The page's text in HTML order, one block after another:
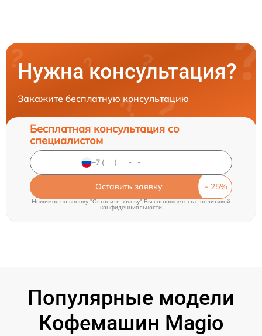
Нужна консультация?
Закажите бесплатную консультацию
Бесплатная консультация со
специалистом
Оставить заявку
Нажимая на кнопку "Оставить заявку" Вы соглашаетесь cполитикой
конфиденциальности
Популярные модели
Кофемашин Magio